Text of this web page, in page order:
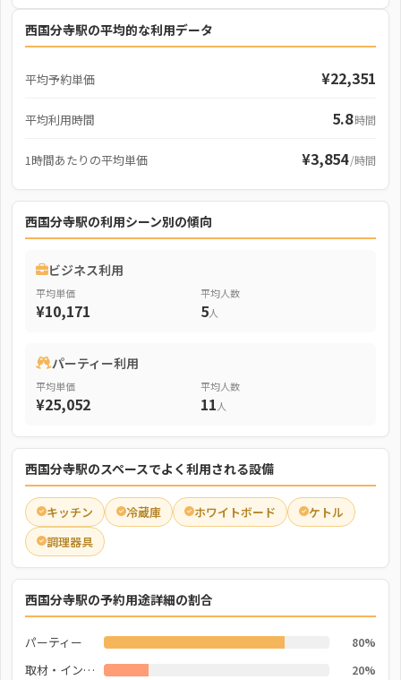
西国分寺駅の平均的な利用データ
平均予約単価 ¥22,351
平均利用時間 5.8時間
1時間あたりの平均単価 ¥3,854/時間
西国分寺駅の利用シーン別の傾向
ビジネス利用
平均単価
¥10,171
平均人数
5人
パーティー利用
平均単価
¥25,052
平均人数
11人
西国分寺駅のスペースでよく利用される設備
キッチン 冷蔵庫 ホワイトボード
ケトル
調理器具
西国分寺駅の予約用途詳細の割合
パーティー 80%
取材・インタビュー 20%